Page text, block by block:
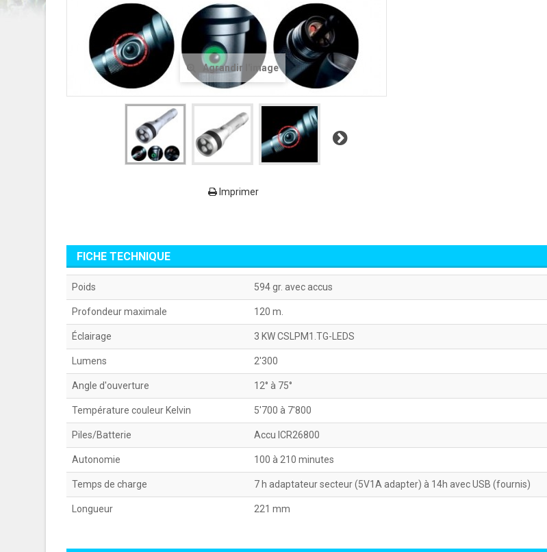
Agrandir l'image
Suivant
Imprimer
FICHE TECHNIQUE
Poids 594 gr. avec accus
Profondeur maximale 120 m.
Éclairage 3 KW CSLPM1.TG-LEDS
Lumens 2'300
Angle d'ouverture 12° à 75°
Température couleur Kelvin 5'700 à 7'800
Piles/Batterie Accu ICR26800
Autonomie 100 à 210 minutes
Temps de charge 7 h adaptateur secteur (5V1A adapter) à 14h avec USB (fournis)
Longueur 221 mm